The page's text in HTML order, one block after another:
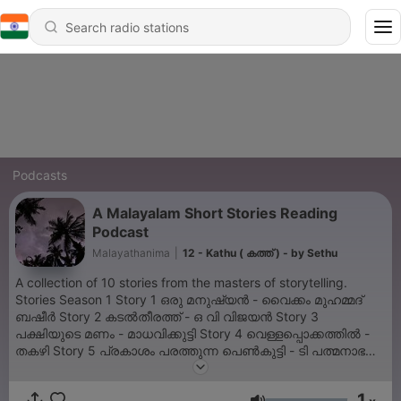
Podcasts
A Malayalam Short Stories Reading
Podcast
Malayathanima 12 - Kathu ( കത്ത് ) - by Sethu
A collection of 10 stories from the masters of storytelling.
Stories Season 1 Story 1 ഒരു മനുഷ്യൻ - വൈക്കം മുഹമ്മദ്
ബഷീർ Story 2 കടൽതീരത്ത് - ഒ വി വിജയൻ Story 3
പക്ഷിയുടെ മണം - മാധവിക്കുട്ടി Story 4 വെള്ളപ്പൊക്കത്തിൽ -
തകഴി Story 5 പ്രകാശം പരത്തുന്ന പെൺകുട്ടി - ടി പത്മനാഭൻ
Story 6 മരപ്പാവകൾ - കാരൂർ Story 7 ഹിഗ്വിറ്റ - എൻ എസ്